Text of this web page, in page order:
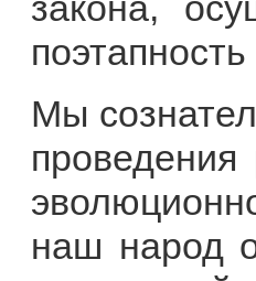
Мы
наш народ